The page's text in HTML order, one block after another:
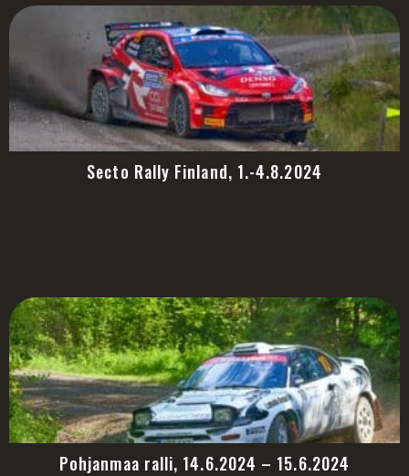
Secto Rally Finland, 1.-4.8.2024
Pohjanmaa ralli, 14.6.2024 – 15.6.2024